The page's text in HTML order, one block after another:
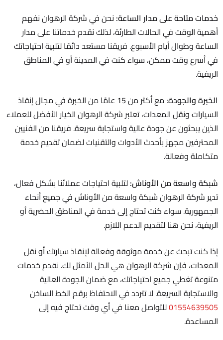
خدمات متاحة على مدار الساعة: نحن في شركة الرهوان نفهم
أهمية الوقت في الحالات الطارئة، لذلك نقدم خدماتنا على مدار
الساعة وطوال أيام الأسبوع. فريقنا مستعد دائمًا لتلبية احتياجاتك
في أسرع وقت ممكن، سواء كنت في المدينة أو في المناطق
الريفية.
الخبرة والجودة:
مع أكثر من 15 عامًا من الخبرة في مجال إنقاذ
السيارات ونقل المعدات، تعتبر شركة الرهوان الخيار الأفضل للعملاء
الذين يبحثون عن جودة عالية واستجابة سريعة. فريقنا من الفنيين
المحترفين مجهز بأحدث الأدوات والتقنيات لضمان تقديم خدمة
متكاملة وفعالة.
شبكة واسعة من الأوناش:لتلبية احتياجات عملائنا بشكل فعال،
تدير شركة الرهوان شبكة واسعة من الأوناش في جميع أنحاء
الجمهورية. سواء كنت تحتاج إلى خدمة في المناطق الحضرية أو
الريفية، نحن هنا لتقديم الدعم اللازم.
إذا كنت تبحث عن خدمة موثوقة وفعالة لإنقاذ سيارتك أو نقل
المعدات، فإن شركة الرهوان هي الحل الأمثل لك. نقدم خدمات
متنوعة تغطي جميع احتياجاتك، مع ضمان الجودة العالية
والاستجابة السريعة. لا تتردد في الاحتفاظ برقم الخط الساخن
01554639505للتواصل معنا في أي وقت تحتاج فيه إلى
المساعدة.